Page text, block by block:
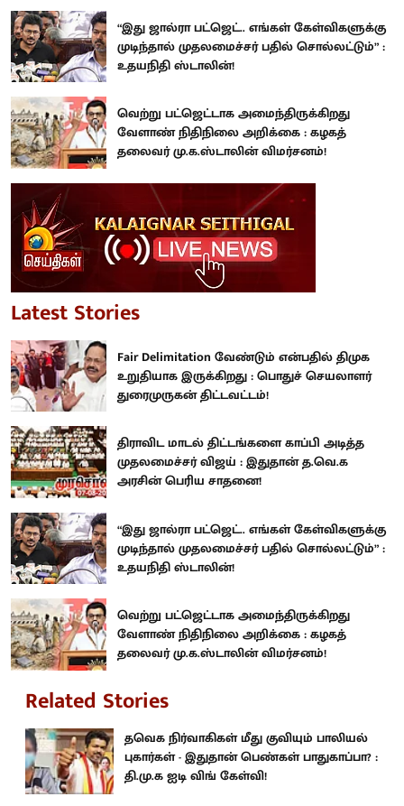
“இது ஜால்ரா பட்ஜெட்.. எங்கள் கேள்விகளுக்கு
முடிந்தால் முதலமைச்சர் பதில் சொல்லட்டும்” :
உதயநிதி ஸ்டாலின்!
வெற்று பட்ஜெட்டாக அமைந்திருக்கிறது
வேளாண் நிதிநிலை அறிக்கை : கழகத்
தலைவர் மு.க.ஸ்டாலின் விமர்சனம்!
Latest Stories
Fair Delimitation வேண்டும் என்பதில் திமுக
உறுதியாக இருக்கிறது : பொதுச் செயலாளர்
துரைமுருகன் திட்டவட்டம்!
திராவிட மாடல் திட்டங்களை காப்பி அடித்த
முதலமைச்சர் விஜய் : இதுதான் த.வெ.க
அரசின் பெரிய சாதனை!
“இது ஜால்ரா பட்ஜெட்.. எங்கள் கேள்விகளுக்கு
முடிந்தால் முதலமைச்சர் பதில் சொல்லட்டும்” :
உதயநிதி ஸ்டாலின்!
வெற்று பட்ஜெட்டாக அமைந்திருக்கிறது
வேளாண் நிதிநிலை அறிக்கை : கழகத்
தலைவர் மு.க.ஸ்டாலின் விமர்சனம்!
Related Stories
தவெக நிர்வாகிகள் மீது குவியும் பாலியல்
புகார்கள் - இதுதான் பெண்கள் பாதுகாப்பா? :
தி.மு.க ஐடி விங் கேள்வி!